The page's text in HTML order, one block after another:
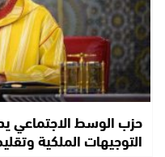
حزب الوسط الاجتماعي
التوجيهات الملكية